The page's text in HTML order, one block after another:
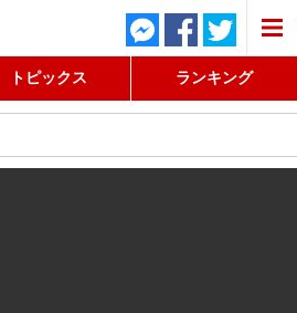
トピックス ランキング